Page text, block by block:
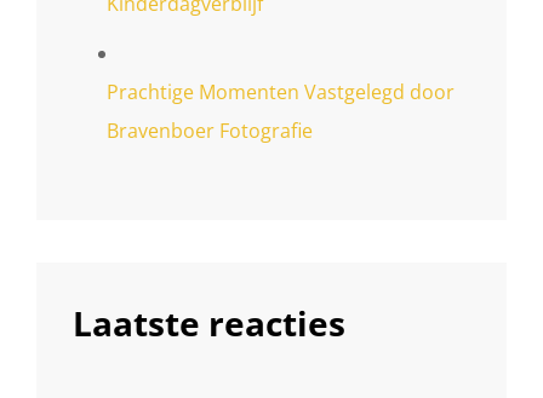
Prachtige Momenten Vastgelegd door
Bravenboer Fotografie
Laatste reacties